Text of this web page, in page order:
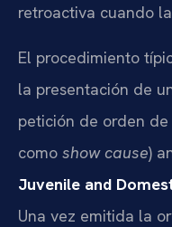
retroactiva cuando
El procedimiento
la presentación de
petición de orden
como show cause)
Juvenile and
Una vez emitida la